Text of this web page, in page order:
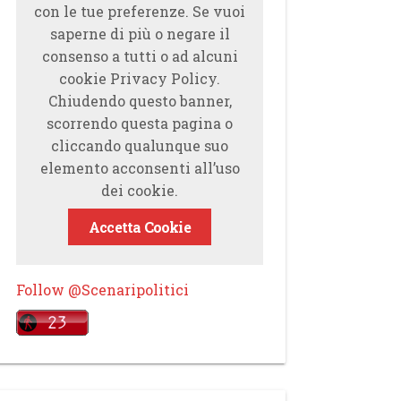
con le tue preferenze. Se vuoi
saperne di più o negare il
consenso a tutti o ad alcuni
cookie Privacy Policy.
Chiudendo questo banner,
scorrendo questa pagina o
cliccando qualunque suo
elemento acconsenti all’uso
dei cookie.
Accetta Cookie
Follow @Scenaripolitici